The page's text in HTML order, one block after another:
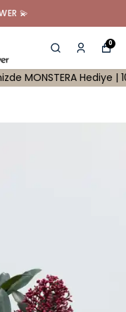
💫
0
Hediye | 10.000